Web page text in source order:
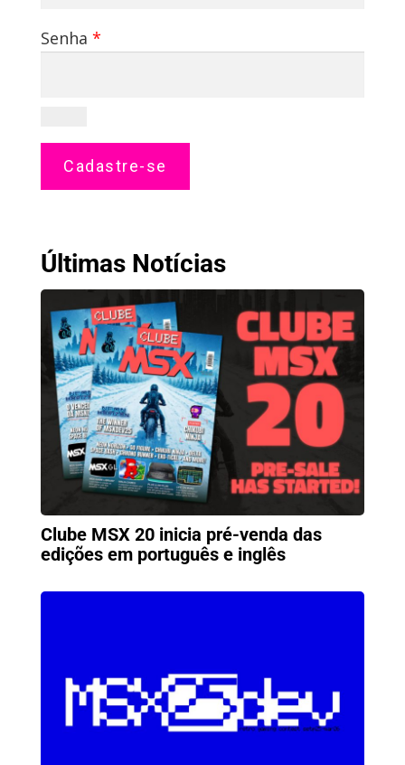
Senha *Obrigatório
Cadastre-se
Últimas Notícias
Clube MSX 20 inicia pré-venda das
edições em português e inglês